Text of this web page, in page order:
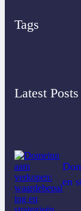
Tags
Latest Posts
en